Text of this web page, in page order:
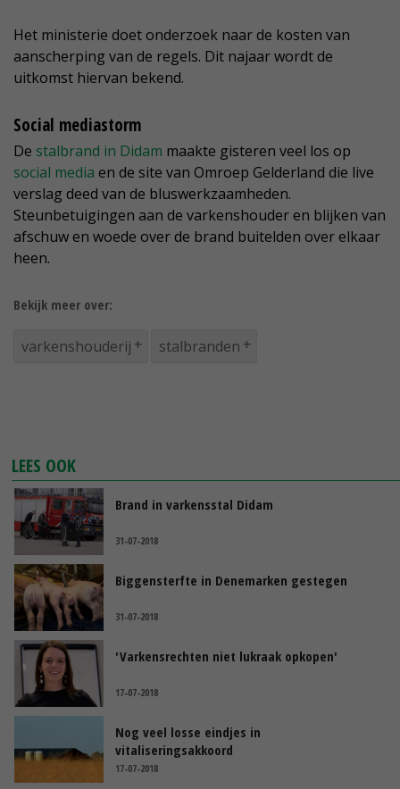
Het ministerie doet onderzoek naar de kosten van
aanscherping van de regels. Dit najaar wordt de
uitkomst hiervan bekend.
Social mediastorm
De stalbrand in Didam maakte gisteren veel los op
social media en de site van Omroep Gelderland die live
verslag deed van de bluswerkzaamheden.
Steunbetuigingen aan de varkenshouder en blijken van
afschuw en woede over de brand buitelden over elkaar
heen.
Bekijk meer over:
varkenshouderij stalbranden
LEES OOK
Brand in varkensstal Didam
31-07-2018
Biggensterfte in Denemarken gestegen
31-07-2018
'Varkensrechten niet lukraak opkopen'
17-07-2018
Nog veel losse eindjes in
vitaliseringsakkoord
17-07-2018